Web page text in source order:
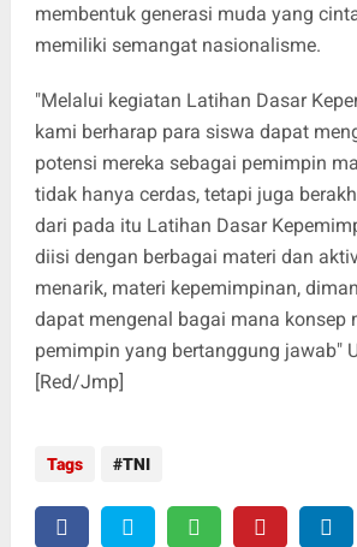
membentuk generasi muda yang
memiliki semangat nasionalisme.
"Melalui kegiatan Latihan Dasar
kami berharap para siswa dapat
potensi mereka sebagai pemimpin
tidak hanya cerdas, tetapi juga
dari pada itu Latihan Dasar
diisi dengan berbagai materi dan
menarik, materi kepemimpinan,
dapat mengenal bagai mana konsep
pemimpin yang bertanggung jawab"
[Red/Jmp]
Tags TNI